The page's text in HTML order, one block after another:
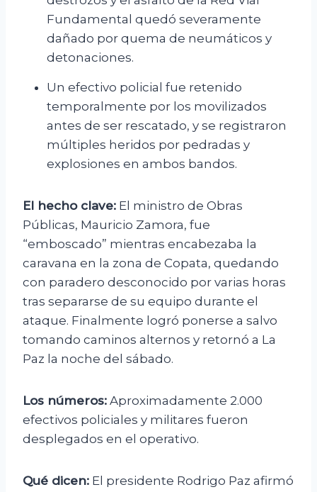
Fundamental quedó severamente
dañado por quema de neumáticos y
detonaciones.
Un efectivo policial fue retenido
temporalmente por los movilizados
antes de ser rescatado, y se registraron
múltiples heridos por pedradas y
explosiones en ambos bandos.
El hecho clave: El ministro de Obras
Públicas, Mauricio Zamora, fue
“emboscado” mientras encabezaba la
caravana en la zona de Copata, quedando
con paradero desconocido por varias horas
tras separarse de su equipo durante el
ataque. Finalmente logró ponerse a salvo
tomando caminos alternos y retornó a La
Paz la noche del sábado.
Los números: Aproximadamente 2.000
efectivos policiales y militares fueron
desplegados en el operativo.
Qué dicen: El presidente Rodrigo Paz afirmó